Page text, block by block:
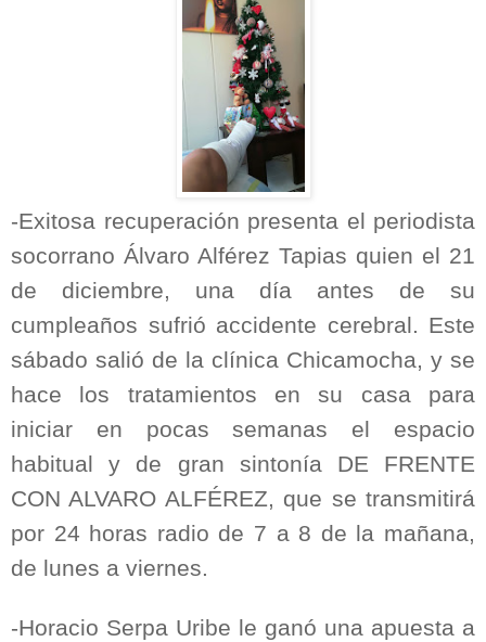
-Exitosa recuperación presenta el periodista
socorrano Álvaro Alférez Tapias quien el 21
de diciembre, una día antes de su
cumpleaños sufrió accidente cerebral. Este
sábado salió de la clínica Chicamocha, y se
hace los tratamientos en su casa para
iniciar en pocas semanas el espacio
habitual y de gran sintonía DE FRENTE
CON ALVARO ALFÉREZ, que se transmitirá
por 24 horas radio de 7 a 8 de la mañana,
de lunes a viernes.
-Horacio Serpa Uribe le ganó una apuesta a